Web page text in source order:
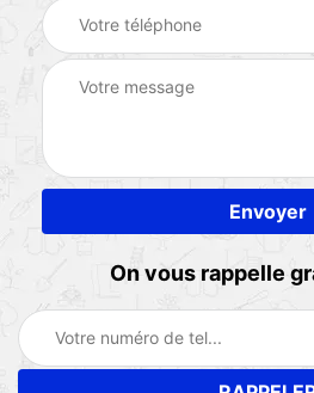
On vous rappelle